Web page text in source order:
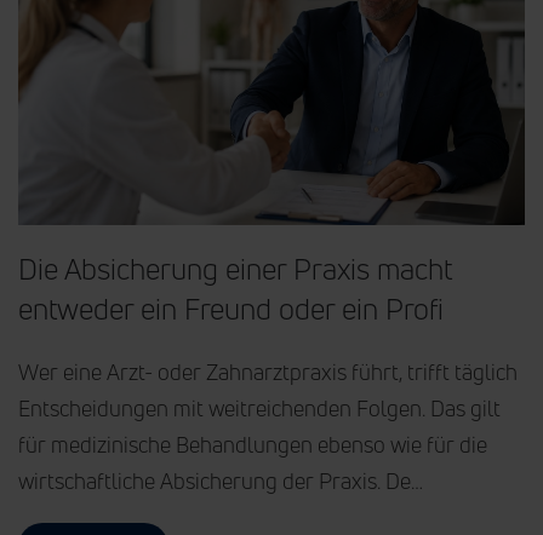
Die Absicherung einer Praxis macht
entweder ein Freund oder ein Profi
Wer eine Arzt- oder Zahnarztpraxis führt, trifft täglich
Entscheidungen mit weitreichenden Folgen. Das gilt
für medizinische Behandlungen ebenso wie für die
wirtschaftliche Absicherung der Praxis. De…